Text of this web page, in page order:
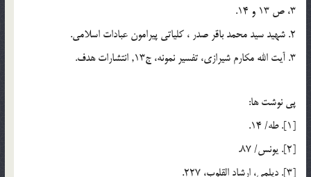
3، ص 13 و 14.
2. شهيد سيد محمد باقر صدر ، كلياتي پيرامون عبادات اسلامي.
3. آيت الله مكارم شيرازي، تفسير نمونه، ج13, انتشارات هدف.
پي نوشت ها:
[1]. طه/ 14.
[2]. يونس/ 87.
[3]. ديلمي، ارشاد القلوب، 227.